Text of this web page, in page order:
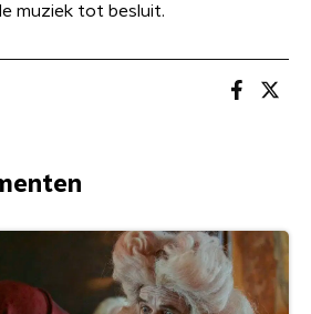
muziek tot besluit.